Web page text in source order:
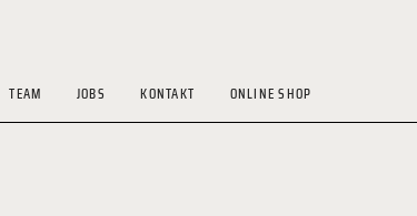
TEAM JOBS KONTAKT ONLINE SHOP